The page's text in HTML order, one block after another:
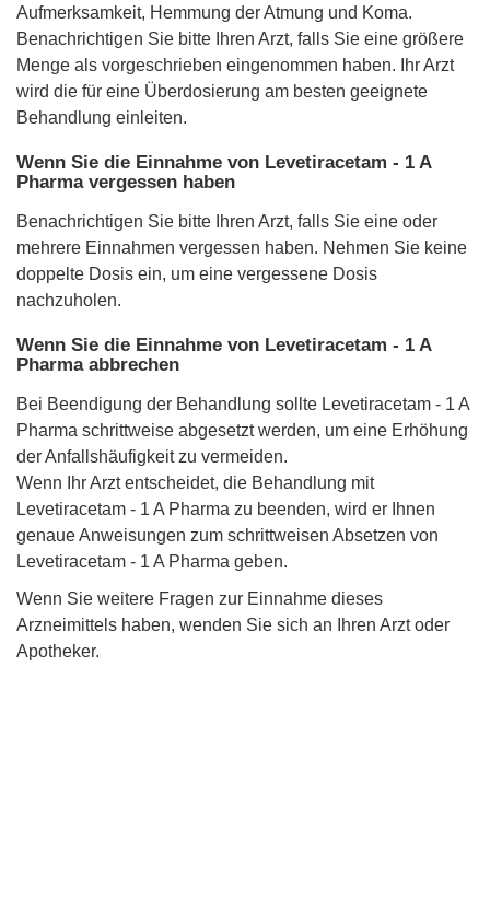
Aufmerksamkeit, Hemmung der Atmung und Koma.
Benachrichtigen Sie bitte Ihren Arzt, falls Sie eine größere
Menge als vorgeschrieben eingenommen haben. Ihr Arzt
wird die für eine Überdosierung am besten geeignete
Behandlung einleiten.
Wenn Sie die Einnahme von Levetiracetam - 1 A
Pharma vergessen haben
Benachrichtigen Sie bitte Ihren Arzt, falls Sie eine oder
mehrere Einnahmen vergessen haben. Nehmen Sie keine
doppelte Dosis ein, um eine vergessene Dosis
nachzuholen.
Wenn Sie die Einnahme von Levetiracetam - 1 A
Pharma abbrechen
Bei Beendigung der Behandlung sollte Levetiracetam - 1 A
Pharma schrittweise abgesetzt werden, um eine Erhöhung
der Anfallshäufigkeit zu vermeiden.
Wenn Ihr Arzt entscheidet, die Behandlung mit
Levetiracetam - 1 A Pharma zu beenden, wird er Ihnen
genaue Anweisungen zum schrittweisen Absetzen von
Levetiracetam - 1 A Pharma geben.
Wenn Sie weitere Fragen zur Einnahme dieses
Arzneimittels haben, wenden Sie sich an Ihren Arzt oder
Apotheker.